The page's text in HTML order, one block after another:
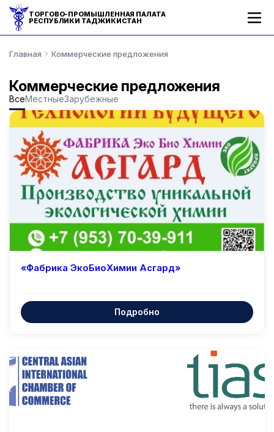
ТОРГОВО-ПРОМЫШЛЕННАЯ ПАЛАТА
РЕСПУБЛИКИ ТАДЖИКИСТАН
Главная Коммерческие предложения
Коммерческие предложения
ВсеМестныеЗарубежные
«Фабрика ЭкоБиоХимии Асгард»
Подробно